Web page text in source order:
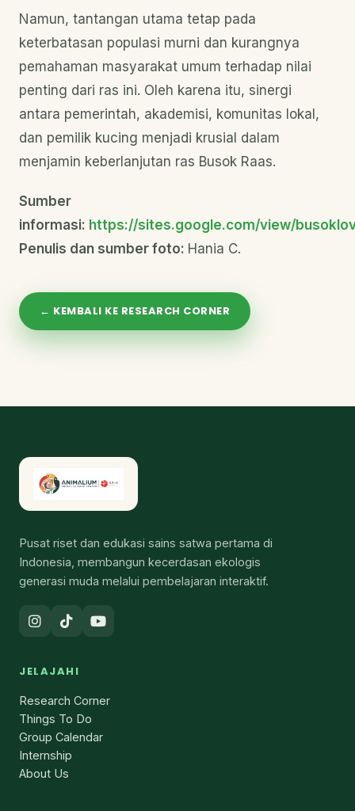
Namun, tantangan utama tetap pada
keterbatasan populasi murni dan kurangnya
pemahaman masyarakat umum terhadap nilai
penting dari ras ini. Oleh karena itu, sinergi
antara pemerintah, akademisi, komunitas lokal,
dan pemilik kucing menjadi krusial dalam
menjamin keberlanjutan ras Busok Raas.
Sumber
informasi: https://sites.google.com/view/
Penulis dan sumber foto: Hania C.
← KEMBALI KE RESEARCH CORNER
Pusat riset dan edukasi sains satwa pertama di
Indonesia, membangun kecerdasan ekologis
generasi muda melalui pembelajaran interaktif.
JELAJAHI
Research Corner
Things To Do
Group Calendar
Internship
About Us